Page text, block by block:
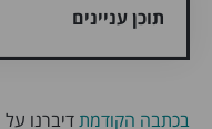
תוכן עניינים
בכתבה הקודמתדיברנו